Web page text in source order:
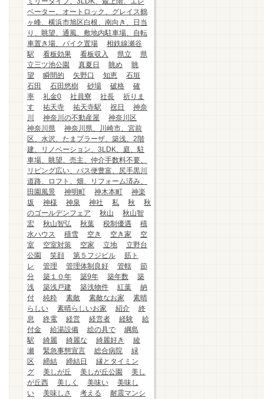
ベーター、オートロック、グレイス鶴
ヶ峰、横浜市旭区白根、南向き、日当
り、眺望、通風、敷地内駐車場、自転
車置き場、バイク置場
相鉄線瀬谷
駅
看板効果 看板収入 県立
県
立三ツ池公園
真夏日 眺め
眺
望
瞬間的 矢野口 知恵
石垣
石田
石田悠樹 砂場 破格
確
率
礼金0 社員寮 社長
祈りま
す
祐天寺 祐天寺駅 祝日
神奈
川
神奈川の不動産屋
神奈川区
神奈川県
神奈川県、川崎市、宮前
区、水沢、たまプラーザ、築浅、2階
建、リノベーション、3LDK、庭、駐
車場、眺望、売主、仲介手数料不要、
リビング広い、バス便豊富、尻手黒川
道路、ロフト、畑、リフォーム済み、
田園風景
神明町 神木本町
神楽
坂
神様 神泉 神社 私 秋
秋
のゴールデンフェア
秋山
秋山智
宏
秋山智弘 秋葉 税制優遇
積
水ハウス
積雪 空き 空き家
空
室
空室対策 空家 立地
立野台
公園
笑顔 第５フジビル
筋ト
レ
管理 管理体制良好 管轄
節
分
築１０年 築9年 築年数
築
浅
築浅戸建 築浅物件 紅葉
納
付
純粋 素敵 素敵なお家
素晴
らしい
素晴らしいお家 紹介
終
息
終電 経営 経営者 経験
給
付金
給湯設備 絵の具で
綱島
駅
綺麗 綺麗な 綺麗好き
綾
瀬
緊急事態宣言 総合病院
緑
区
締結 締結日
縁とタイミン
グ
美しが丘 美しが丘公園
美し
が丘西
美しく 美味い
美味し
い
美味しさ 考える
耐震マンシ